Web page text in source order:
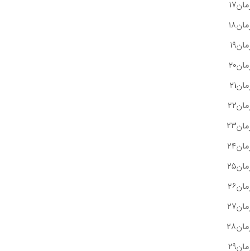
۱۷
۱۸
۱۹
۲۰
۲۱
۲۲
۲۳
۲۴
۲۵
۲۶
۲۷
۲۸
۲۹